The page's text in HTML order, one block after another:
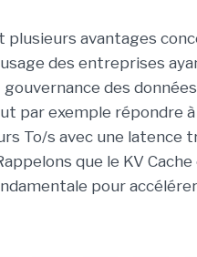
plusieurs avantages
des entreprises
des
par exemple répondre
To/s avec une latence
que le KV
pour